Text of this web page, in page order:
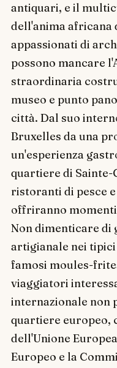
antiquari, e il
dell'anima africana
appassionati di
possono mancare
straordinaria
museo e punto
città. Dal suo
Bruxelles da una
un'esperienza
quartiere di Sainte-
ristoranti di pesce
offriranno
Non dimenticare di
artigianale nei tipici
famosi moules-
viaggiatori
internazionale non
quartiere europeo,
dell'Unione
Europeo e la